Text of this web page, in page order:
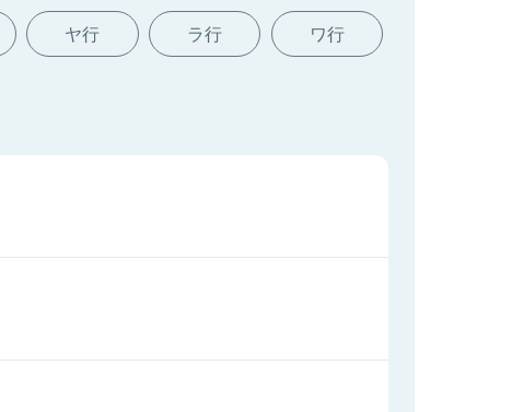
ヤ行 ラ行 ワ行